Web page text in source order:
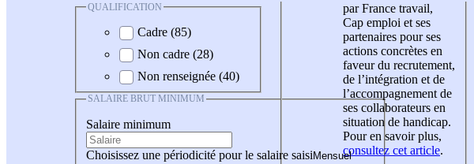
QUALIFICATION
Cadre (85)
Non cadre (28)
Non renseignée (40)
SALAIRE BRUT MINIMUM
Salaire minimum
Choisissez une périodicité pour le salaire saisi
par France travail,
Cap emploi et ses
partenaires pour ses
actions concrètes en
faveur du recrutement,
de l’intégration et de
l’accompagnement de
ses collaborateurs en
situation de handicap.
Pour en savoir plus,
consultez cet article.